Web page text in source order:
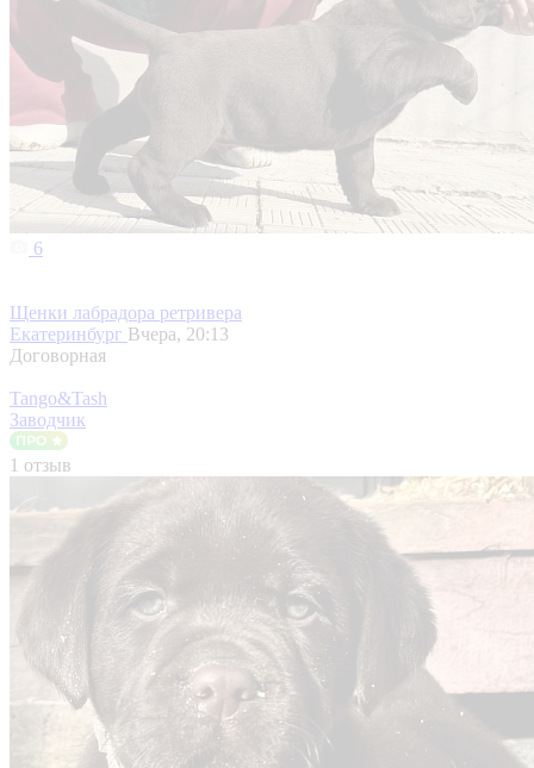
6
Щенки лабрадора ретривера
Екатеринбург Вчера, 20:13
Договорная
Tango&Tash
Заводчик
1 отзыв